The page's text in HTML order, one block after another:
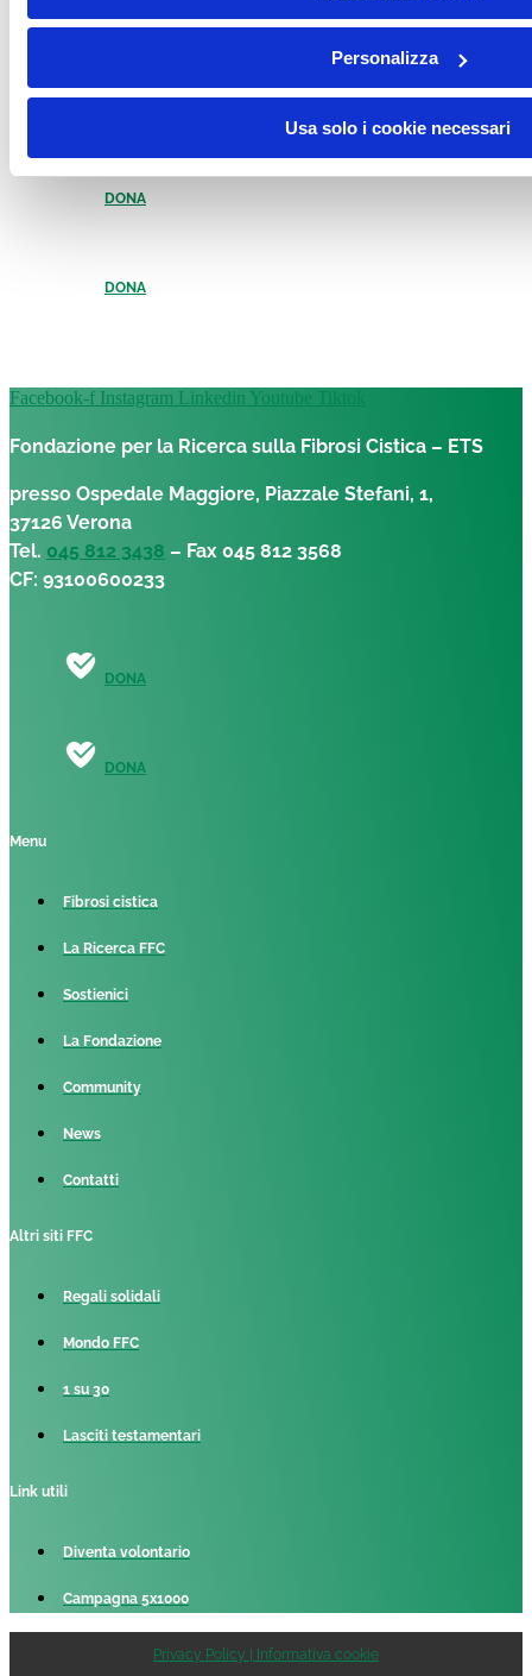
Personalizza
Usa solo i cookie necessari
DONA
DONA
Facebook-f Instagram Linkedin Youtube Tiktok
Fondazione per la Ricerca sulla Fibrosi Cistica – ETS
presso Ospedale Maggiore, Piazzale Stefani, 1,
37126 Verona
Tel. 045 812 3438 – Fax 045 812 3568
CF: 93100600233
DONA
DONA
Menu
Fibrosi cistica
La Ricerca FFC
Sostienici
La Fondazione
Community
News
Contatti
Altri siti FFC
Regali solidali
Mondo FFC
1 su 30
Lasciti testamentari
Link utili
Diventa volontario
Campagna 5x1000
Privacy Policy | Informativa cookie